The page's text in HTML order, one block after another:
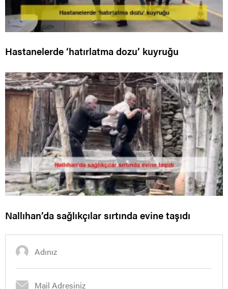
Hastanelerde ‘hatırlatma dozu’ kuyruğu
Nallıhan’da sağlıkçılar sırtında evine taşıdı